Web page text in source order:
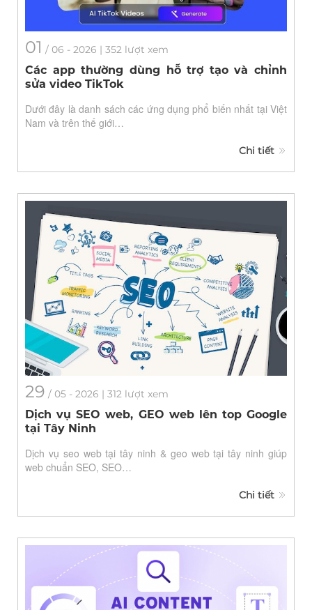
01 / 06 - 2026 | 352 lượt xem
Các app thường dùng hỗ trợ tạo và chỉnh
sửa video TikTok
Dưới đây là danh sách các ứng dụng phổ biến nhất tại Việt
Nam và trên thế giới…
Chi tiết
29 / 05 - 2026 | 312 lượt xem
Dịch vụ SEO web, GEO web lên top Google
tại Tây Ninh
Dịch vụ seo web tại tây ninh & geo web tại tây ninh giúp
web chuẩn SEO, SEO…
Chi tiết